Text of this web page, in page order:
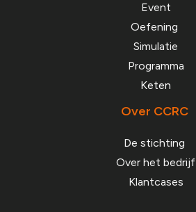
Event
Oefening
Simulatie
Programma
Keten
Over CCRC
De stichting
Over het bedrijf
Klantcases